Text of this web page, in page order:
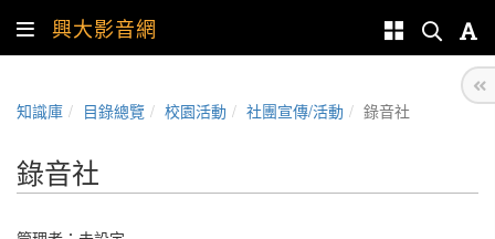
興大影音網
知識庫 目錄總覽 校園活動 社團宣傳/活動 錄音社
錄音社